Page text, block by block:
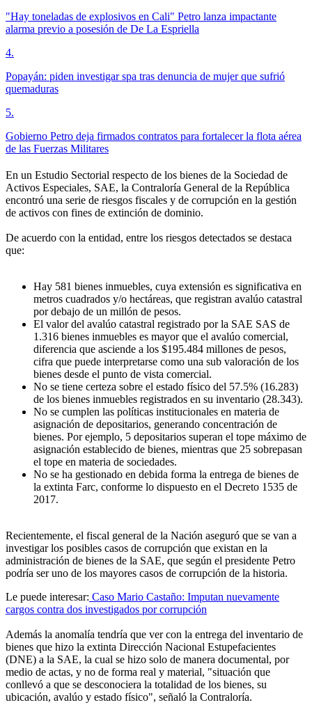
"Hay toneladas de explosivos en Cali" Petro lanza impactante
alarma previo a posesión de De La Espriella
4.
Popayán: piden investigar spa tras denuncia de mujer que sufrió
quemaduras
5.
Gobierno Petro deja firmados contratos para fortalecer la flota aérea
de las Fuerzas Militares
En un Estudio Sectorial respecto de los bienes de la Sociedad de
Activos Especiales, SAE, la Contraloría General de la República
encontró una serie de riesgos fiscales y de corrupción en la gestión
de activos con fines de extinción de dominio.
De acuerdo con la entidad, entre los riesgos detectados se destaca
que:
Hay 581 bienes inmuebles, cuya extensión es significativa en
metros cuadrados y/o hectáreas, que registran avalúo catastral
por debajo de un millón de pesos.
El valor del avalúo catastral registrado por la SAE SAS de
1.316 bienes inmuebles es mayor que el avalúo comercial,
diferencia que asciende a los $195.484 millones de pesos,
cifra que puede interpretarse como una sub valoración de los
bienes desde el punto de vista comercial.
No se tiene certeza sobre el estado físico del 57.5% (16.283)
de los bienes inmuebles registrados en su inventario (28.343).
No se cumplen las políticas institucionales en materia de
asignación de depositarios, generando concentración de
bienes. Por ejemplo, 5 depositarios superan el tope máximo de
asignación establecido de bienes, mientras que 25 sobrepasan
el tope en materia de sociedades.
No se ha gestionado en debida forma la entrega de bienes de
la extinta Farc, conforme lo dispuesto en el Decreto 1535 de
2017.
Recientemente, el fiscal general de la Nación aseguró que se van a
investigar los posibles casos de corrupción que existan en la
administración de bienes de la SAE, que según el presidente Petro
podría ser uno de los mayores casos de corrupción de la historia.
Le puede interesar: Caso Mario Castaño: Imputan nuevamente
cargos contra dos investigados por corrupción
Además la anomalía tendría que ver con la entrega del inventario de
bienes que hizo la extinta Dirección Nacional Estupefacientes
(DNE) a la SAE, la cual se hizo solo de manera documental, por
medio de actas, y no de forma real y material, "situación que
conllevó a que se desconociera la totalidad de los bienes, su
ubicación, avalúo y estado físico", señaló la Contraloría.